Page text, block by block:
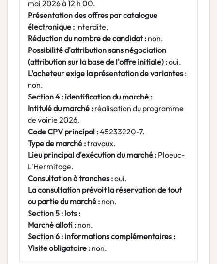
mai 2026 à 12 h 00.
Présentation des offres par catalogue
électronique : interdite.
Réduction du nombre de candidat : non.
Possibilité d'attribution sans négociation
(attribution sur la base de l'offre initiale) :oui.
L'acheteur exige la présentation de variantes :
non.
Section 4 : identification du marché :
Intitulé du marché : réalisation du programme
de voirie 2026.
Code CPV principal :45233220-7.
Type de marché :travaux.
Lieu principal d'exécution du marché : Ploeuc-
L'Hermitage.
Consultation à tranches :oui.
La consultation prévoit la réservation de tout
ou partie du marché : non.
Section 5 : lots :
Marché alloti : non.
Section 6 : informations complémentaires :
Visite obligatoire : non.